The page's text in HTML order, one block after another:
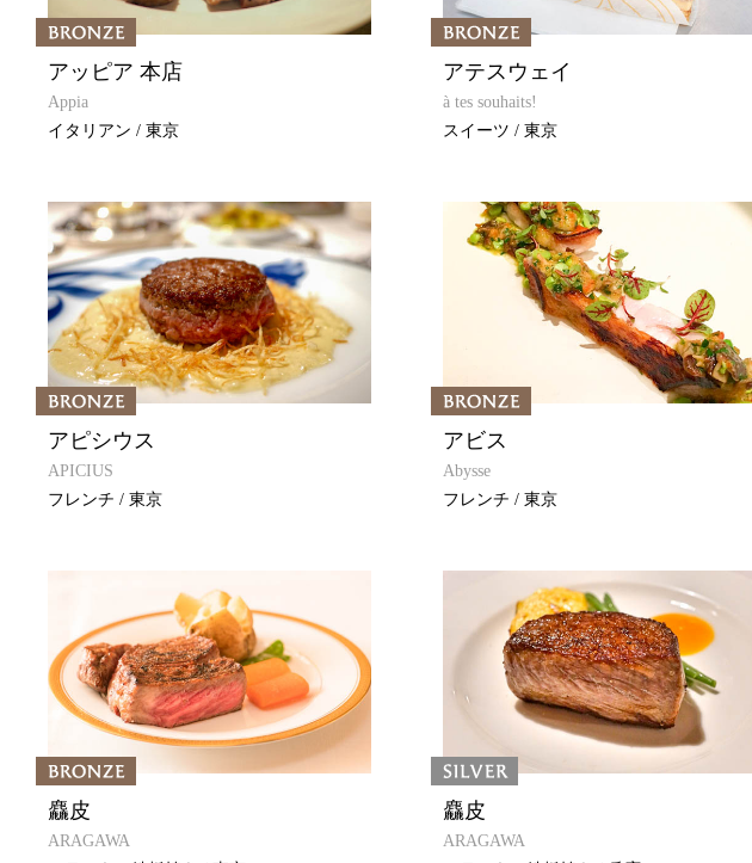
アッピア 本店
Appia
イタリアン / 東京
アテスウェイ
à tes souhaits!
スイーツ / 東京
アピシウス
APICIUS
フレンチ / 東京
アビス
Abysse
フレンチ / 東京
麤皮
ARAGAWA
麤皮
ARAGAWA